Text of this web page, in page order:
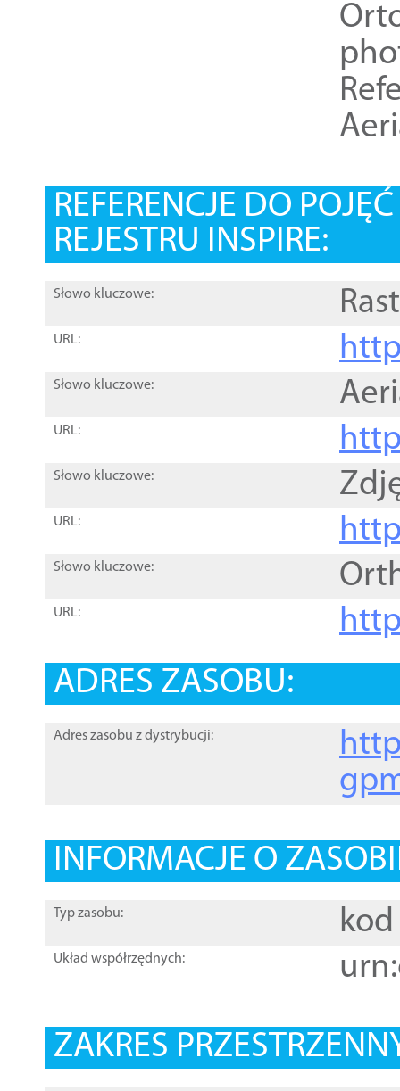
REFERENCJE DO
REJESTRU INSPIRE:
Słowo kluczowe:
URL:
Słowo kluczowe:
URL:
Słowo kluczowe:
URL:
Słowo kluczowe:
URL:
ADRES ZASOBU:
Adres zasobu z dystrybucji:
INFORMACJE O
Typ zasobu: kod
Układ współrzędnych:
ZAKRES